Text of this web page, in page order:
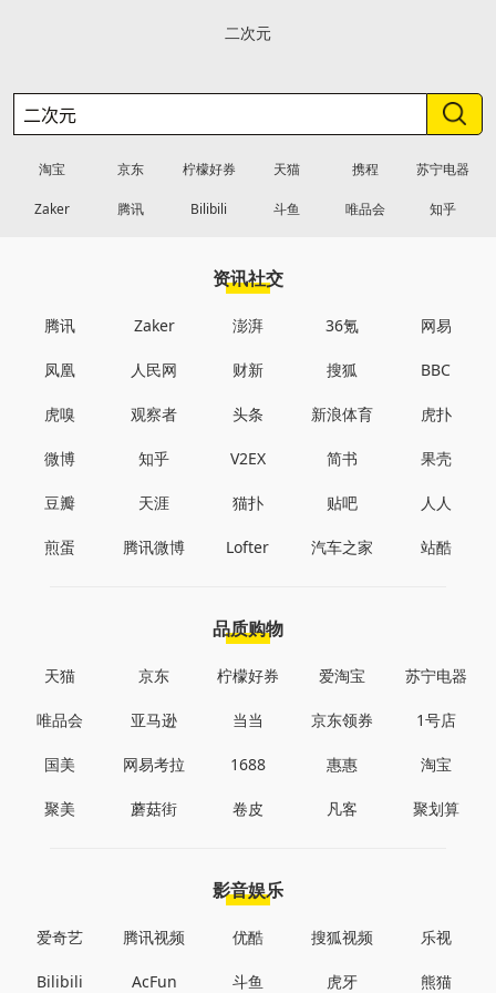
二次元
淘宝 京东 柠檬好券 天猫 携程 苏宁电器
Zaker 腾讯 Bilibili 斗鱼 唯品会 知乎
资讯社交
腾讯 Zaker 澎湃 36氪 网易
凤凰 人民网 财新 搜狐 BBC
虎嗅 观察者 头条 新浪体育 虎扑
微博 知乎 V2EX 简书 果壳
豆瓣 天涯 猫扑 贴吧 人人
煎蛋 腾讯微博 Lofter 汽车之家 站酷
品质购物
天猫 京东 柠檬好券 爱淘宝 苏宁电器
唯品会 亚马逊 当当 京东领券 1号店
国美 网易考拉 1688 惠惠 淘宝
聚美 蘑菇街 卷皮 凡客 聚划算
影音娱乐
爱奇艺 腾讯视频 优酷 搜狐视频 乐视
Bilibili AcFun 斗鱼 虎牙 熊猫